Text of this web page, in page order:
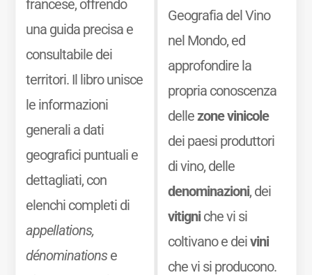
francese, offrendo
una guida precisa e
consultabile dei
territori. Il libro unisce
le informazioni
generali a dati
geografici puntuali e
dettagliati, con
elenchi completi di
appellations,
dénominationse
Geografia del Vino
nel Mondo, ed
approfondire la
propria conoscenza
dellezone vinicole
dei paesi produttori
di vino, delle
denominazioni, dei
vitigniche vi si
coltivano e deivini
che vi si producono.